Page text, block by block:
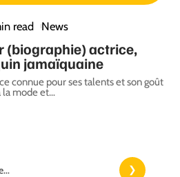
read News
(biographie) actrice,
jamaïquaine
connue pour ses talents et son goût
la mode et…